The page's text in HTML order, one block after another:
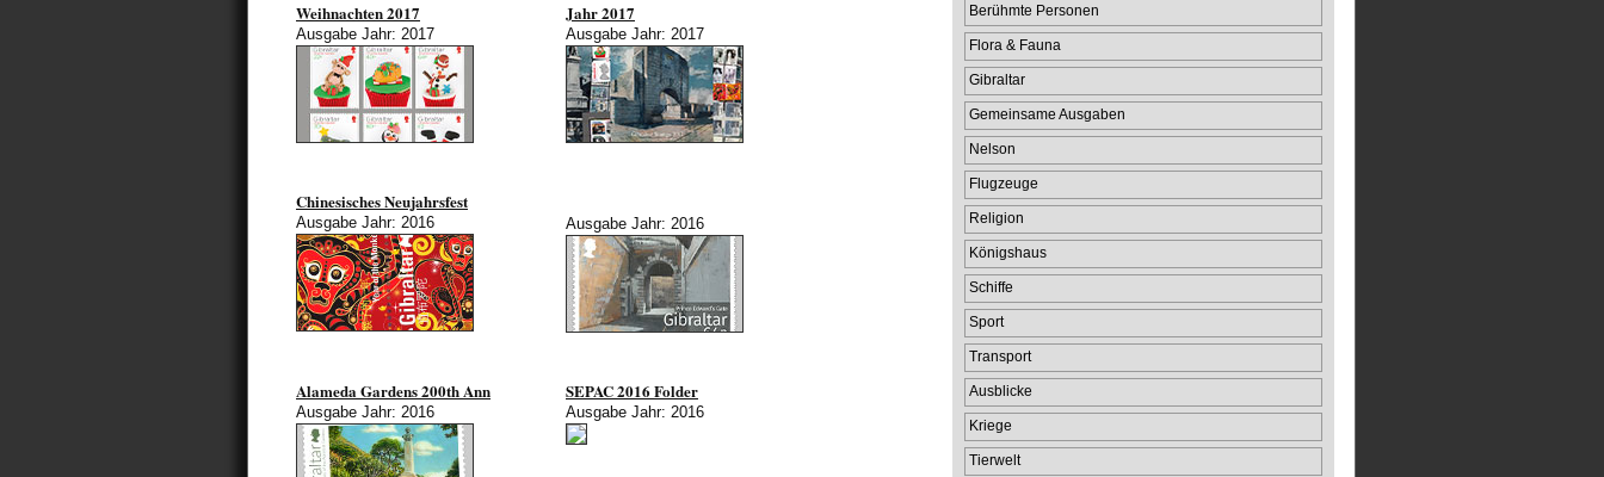
Weihnachten 2017
Ausgabe Jahr: 2017
Jahr 2017
Ausgabe Jahr: 2017
Chinesisches Neujahrsfest
Ausgabe Jahr: 2016 Ausgabe Jahr: 2016
Alameda Gardens 200th Ann
Ausgabe Jahr: 2016
SEPAC 2016 Folder
Ausgabe Jahr: 2016
Berühmte Personen
Flora & Fauna
Gibraltar
Gemeinsame Ausgaben
Nelson
Flugzeuge
Religion
Königshaus
Schiffe
Sport
Transport
Ausblicke
Kriege
Tierwelt